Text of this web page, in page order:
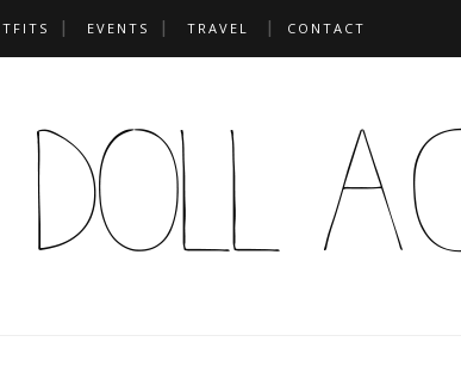
EVENTS TRAVEL CONTACT